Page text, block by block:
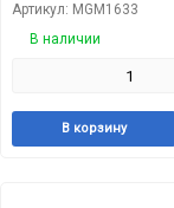
Артикул: MGM1633
В наличии
В корзину